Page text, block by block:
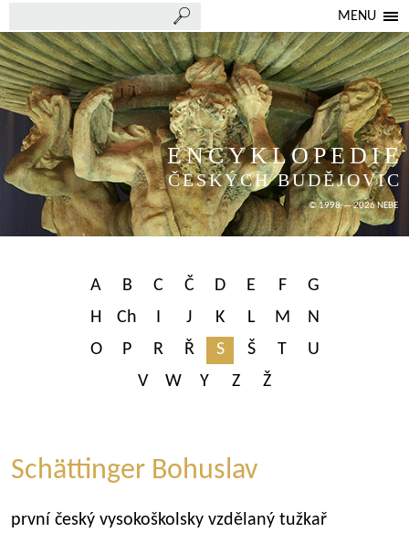
MENU
ENCYKLOPEDIE
ČESKÝCH BUDĚJOVIC
© 1998 — 2026 NEBE
A B C Č D E F
G
H
Ch I J K L M
N
O
P R Ř S Š T
U
V
W Y Z Ž
Schättinger Bohuslav
první český vysokoškolsky vzdělaný tužkař